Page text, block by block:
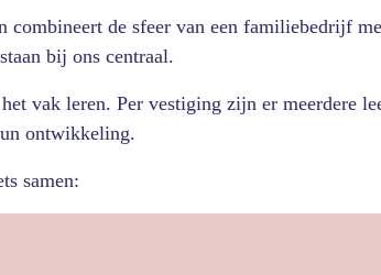
combineert de sfeer van een familiebedrijf
bij ons centraal.
vak leren. Per vestiging zijn er meerdere
ontwikkeling.
samen: